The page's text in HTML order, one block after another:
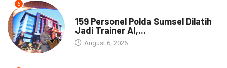
6
159 Personel Polda Sumsel Dilatih
Jadi Trainer AI,...
August 6, 2026